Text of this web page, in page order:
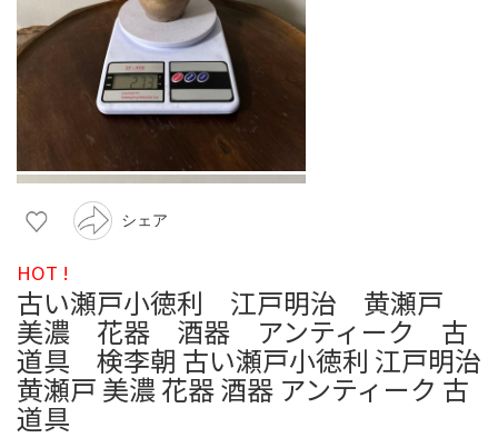
シェア
HOT !
古い瀬戸小徳利 江戸明治 黄瀬戸
美濃 花器 酒器 アンティーク 古
道具 検李朝 古い瀬戸小徳利 江戸明治
黄瀬戸 美濃 花器 酒器 アンティーク 古
道具